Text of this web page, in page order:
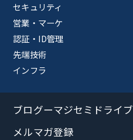
セキュリティ
営業・マーケ
認証・ID管理
先端技術
インフラ
ブログーマジセミドライブ
メルマガ登録